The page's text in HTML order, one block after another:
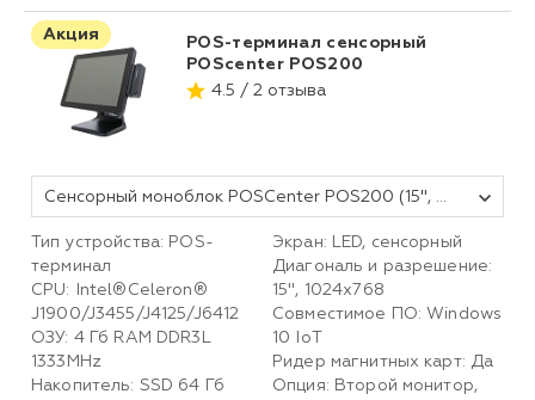
Акция
POS-терминал сенсорный
POScenter POS200
4.5 / 2 отзыва
Сенсорный моноблок POSCenter POS200 (15", PCAP, J3455, RAM 4Gb, SSD 64Gb, MSR) Windows 10 IOT Entry
Тип устройства: POS-
терминал
CPU: Intel®Celeron®
J1900/J3455/J4125/J6412
ОЗУ: 4 Гб RAM DDR3L
1333MHz
Накопитель: SSD 64 Гб
Экран: LED, сенсорный
Диагональ и разрешение:
15", 1024x768
Совместимое ПО: Windows
10 IoT
Ридер магнитных карт: Да
Опция: Второй монитор,